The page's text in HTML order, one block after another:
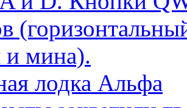
лодка Альфа